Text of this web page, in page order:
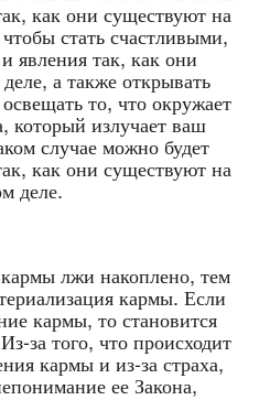
как они существуют на
стать счастливыми,
явления так, как они
а также открывать
то, что окружает
который излучает ваш
случае можно будет
как они существуют на
деле.
лжи накоплено, тем
кармы. Если
кармы, то становится
за того, что происходит
кармы и из-за страха,
ее Закона,